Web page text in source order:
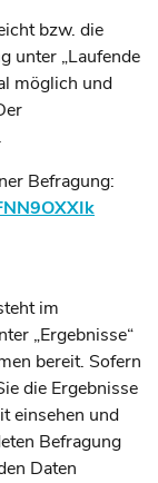
bzw. die
unter „Laufende
möglich und
Befragung:
im
„Ergebnisse“
bereit. Sofern
die Ergebnisse
einsehen und
Befragung
Daten